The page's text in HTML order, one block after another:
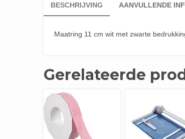
BESCHRIJVING AANVULLENDE
Maatring 11 cm wit met zwarte
Gerelateerde